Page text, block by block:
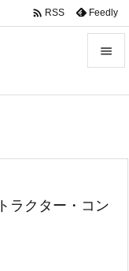



 RSS Feedly
ラクター・コン